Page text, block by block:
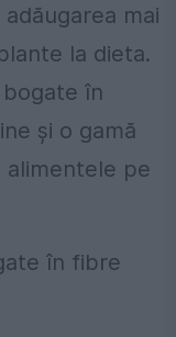
mai
la dieta.
în
și o gamă
alimentele pe
în fibre